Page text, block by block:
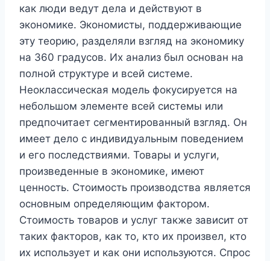
как люди ведут дела и действуют в
экономике. Экономисты, поддерживающие
эту теорию, разделяли взгляд на экономику
на 360 градусов. Их анализ был основан на
полной структуре и всей системе.
Неоклассическая модель фокусируется на
небольшом элементе всей системы или
предпочитает сегментированный взгляд. Он
имеет дело с индивидуальным поведением
и его последствиями. Товары и услуги,
произведенные в экономике, имеют
ценность. Стоимость производства является
основным определяющим фактором.
Стоимость товаров и услуг также зависит от
таких факторов, как то, кто их произвел, кто
их использует и как они используются. Спрос